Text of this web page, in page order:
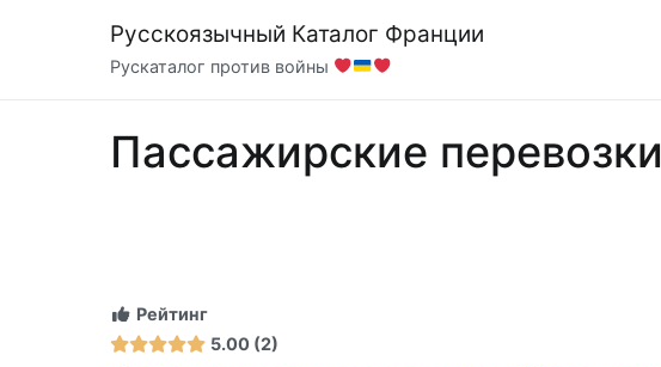
содержимому
Русскоязычный Каталог Франции
Рускаталог против войны
Пассажирские перевозки
Рейтинг
5.00 2